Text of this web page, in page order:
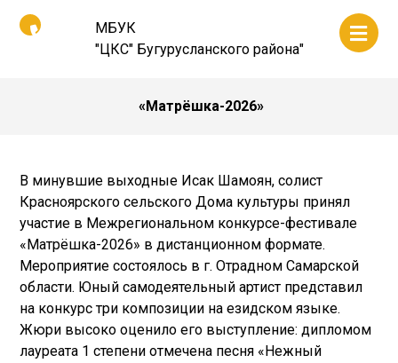
МБУК
"ЦКС" Бугурусланского района"
«Матрёшка-2026»
В минувшие выходные Исак Шамоян, солист
Красноярского сельского Дома культуры принял
участие в Межрегиональном конкурсе-фестивале
«Матрёшка-2026» в дистанционном формате.
Мероприятие состоялось в г. Отрадном Самарской
области. Юный самодеятельный артист представил
на конкурс три композиции на езидском языке.
Жюри высоко оценило его выступление: дипломом
лауреата 1 степени отмечена песня «Нежный